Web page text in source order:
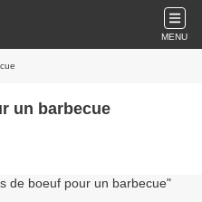
MENU
un barbecue